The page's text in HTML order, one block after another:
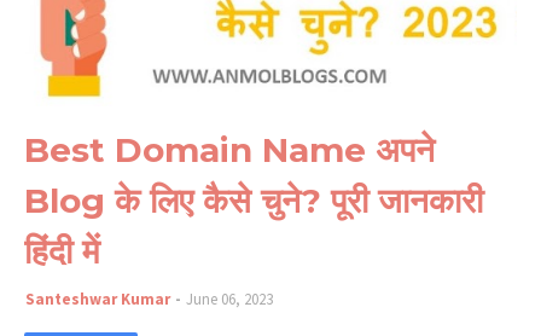
Best Domain Name अपने
Blog के लिए कैसे चुने? पूरी जानकारी
हिंदी में
Santeshwar Kumar June 06, 2023